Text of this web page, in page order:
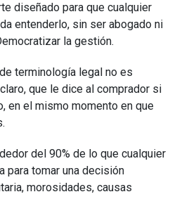
diseñado para que cualquier
entenderlo, sin ser abogado ni
la gestión.
terminología legal no es
que le dice al comprador si
en el mismo momento en que
del 90% de lo que cualquier
para tomar una decisión
morosidades, causas